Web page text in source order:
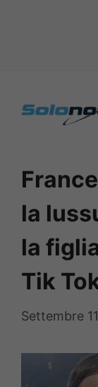
la
la
Tik
Settembre